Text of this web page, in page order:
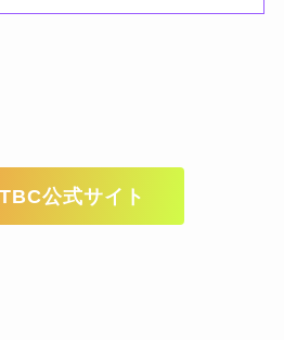
公式サイト